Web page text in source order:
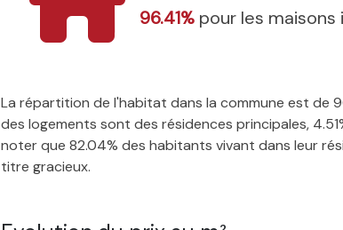
96.41% pour les maisons
La répartition de l'habitat dans la commune est de
des logements sont des résidences principales,
noter que 82.04% des habitants vivant dans leur
titre gracieux.